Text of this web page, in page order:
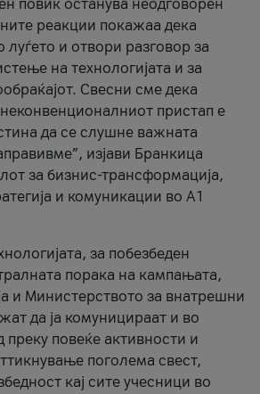
повик останува неодговорен
реакции покажаа дека
луѓето и отвори разговор за
на технологијата и за
Свесни сме дека
пристап е
да се слушне важната
изјави Бранкица
за бизнис-трансформација,
и комуникации во А1
за побезбеден
порака на кампањата,
и Министерството за внатрешни
да ја комуницираат и во
преку повеќе активности и
поголема свест,
кај сите учесници во